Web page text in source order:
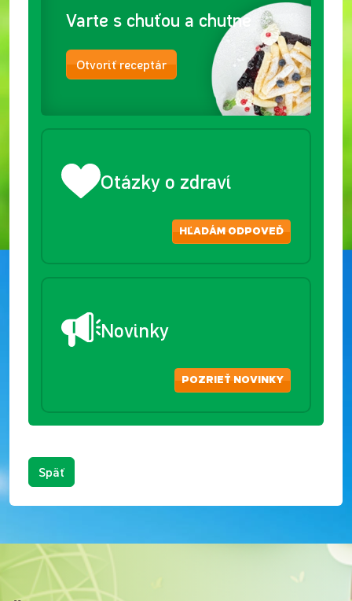
Varte s chuťou a chutne
Otvoriť receptár
Otázky o zdraví
HĽADÁM ODPOVEĎ
Novinky
POZRIEŤ NOVINKY
Späť